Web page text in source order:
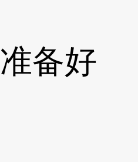
备好